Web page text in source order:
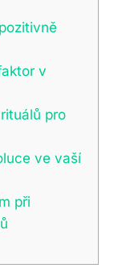
v
pro
ve vaší
při